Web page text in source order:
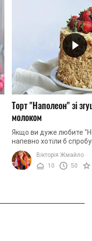
Торт "Наполеон" зі
молоком
Якщо ви дуже любите
напевно хотіли б
варіації. Наприклад,
варіантів ми будемо
сьогодні. Річ ...
Вікторія Жмайло
10
50